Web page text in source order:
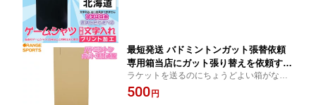
最短発送 バドミントンガット張替依頼
専用箱当店にガット張り替えを依頼する
方にのみ販売この箱をご注文いただき、
箱が届きしだいラケットを入れてご返送
ラケットを送るのにちょうどよい箱がない
とお困りのあなたに。バドミントンラケッ
ト専用箱送料無料
500円